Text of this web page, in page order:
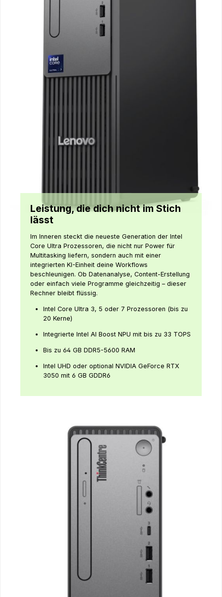
Leistung, die dich nicht im Stich
lässt
Im Inneren steckt die neueste Generation der Intel
Core Ultra Prozessoren, die nicht nur Power für
Multitasking liefern, sondern auch mit einer
integrierten KI-Einheit deine Workflows
beschleunigen. Ob Datenanalyse, Content-Erstellung
oder einfach viele Programme gleichzeitig – dieser
Rechner bleibt flüssig.
Intel Core Ultra 3, 5 oder 7 Prozessoren (bis zu
20 Kerne)
Integrierte Intel AI Boost NPU mit bis zu 33 TOPS
Bis zu 64 GB DDR5-5600 RAM
Intel UHD oder optional NVIDIA GeForce RTX
3050 mit 6 GB GDDR6